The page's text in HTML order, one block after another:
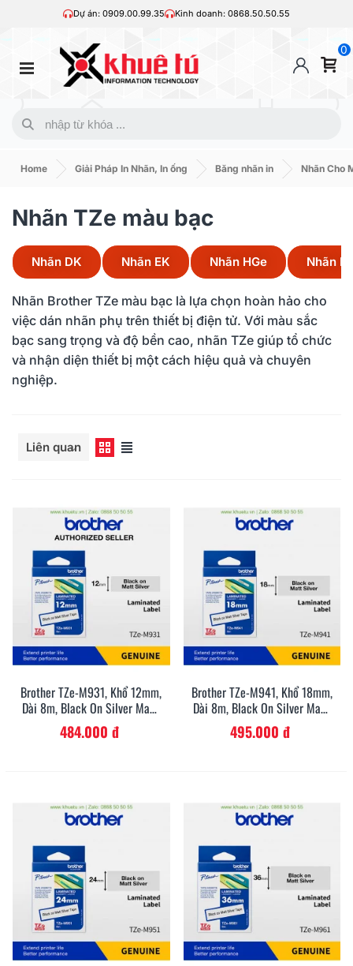
Dự án: 0909.00.99.35 Kinh doanh: 0868.50.50.55
0
Home Giải Pháp In Nhãn, In ống Băng nhãn in Nhãn Cho
Nhãn TZe màu bạc
Nhãn DK Nhãn EK Nhãn HGe Nhãn
Nhãn Brother TZe màu bạc là lựa chọn hoàn hảo cho
việc dán nhãn phụ trên thiết bị điện tử. Với màu sắc
bạc sang trọng và độ bền cao, nhãn TZe giúp tổ chức
và nhận diện thiết bị một cách hiệu quả và chuyên
nghiệp.
Liên quan
Brother TZe-M931, Khổ 12mm,
Dài 8m, Black On Silver Matt,
Nhãn Bạc, Chống Thấm Nước
484.000 đ
Brother TZe-M941, Khổ 18mm,
Dài 8m, Black On Silver Matt,
Nhãn Bạc, Chống Thấm Nước
495.000 đ